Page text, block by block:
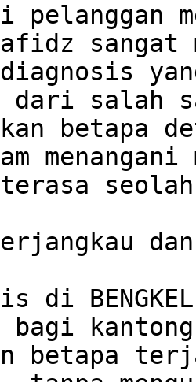
pelanggan
sangat
diagnosis
dari salah
menangani
di BENGKEL
bagi
betapa